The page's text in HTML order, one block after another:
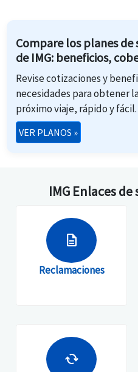
Compare los planes de
de IMG: beneficios,
Revise cotizaciones y
necesidades para obtener
próximo viaje, rápido y fácil.
VER PLANOS »
IMG Enlaces
description
Reclamaciones
cached